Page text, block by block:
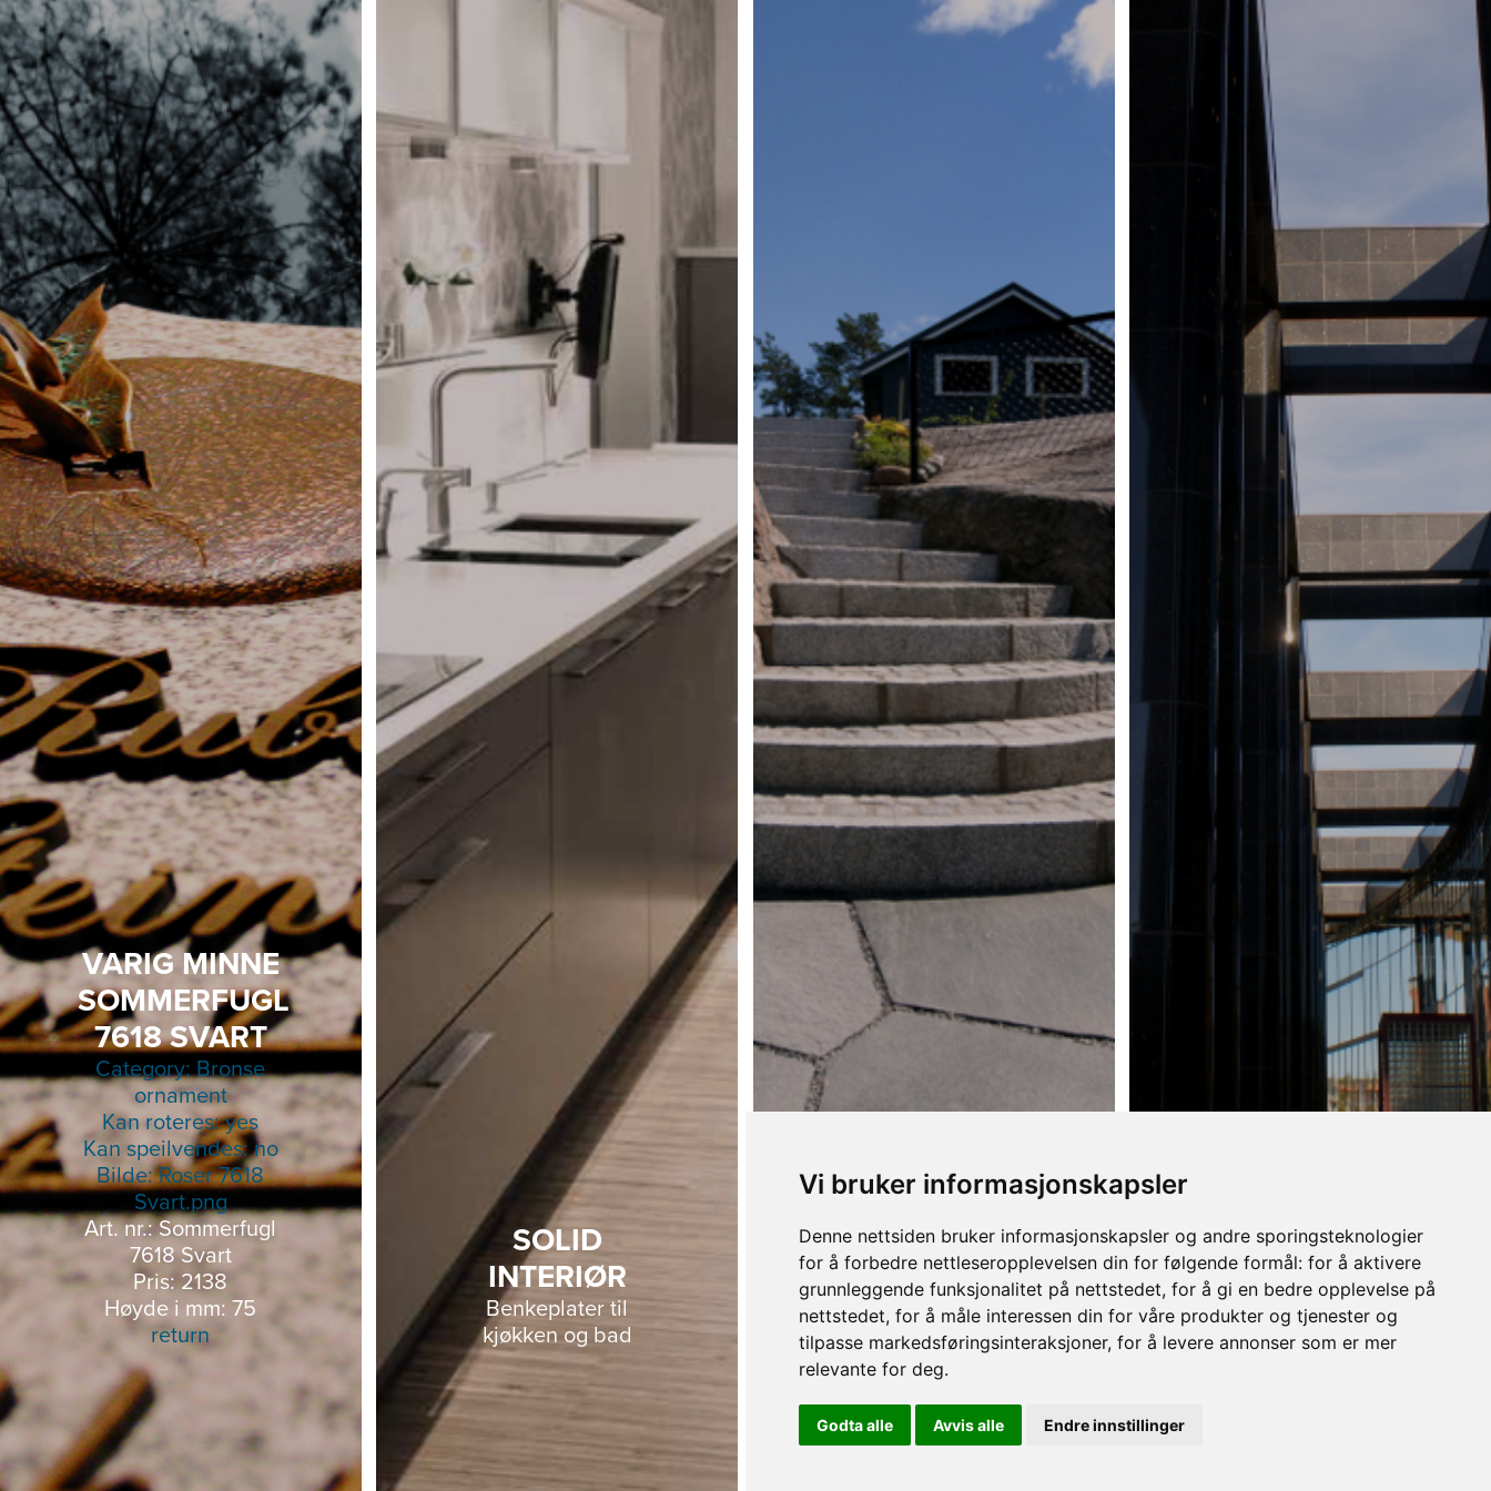
Vi bruker informasjonskapsler
Denne nettsiden bruker informasjonskapsler og andre sporingsteknologier
for å forbedre nettleseropplevelsen din for følgende formål: for å aktivere
grunnleggende funksjonalitet på nettstedet, for å gi en bedre opplevelse på
nettstedet, for å måle interessen din for våre produkter og tjenester og
tilpasse markedsføringsinteraksjoner, for å levere annonser som er mer
relevante for deg.
Godta alle Avvis alle Endre innstillinger
VARIG MINNE
SOMMERFUGL
7618 SVART
Category: Bronse
ornament
Kan roteres: yes
Kan speilvendes: no
Bilde:Roser 7618
Svart.png
Art. nr.: Sommerfugl
7618 Svart
Pris: 2138
Høyde i mm: 75
return
SOLID
INTERIØR
Benkeplater til
kjøkken og bad
UTEMILJØ
Kant-/gatestein,
heller, mur
BYGG
Gulv, trapp, pipe, tak,
fasade